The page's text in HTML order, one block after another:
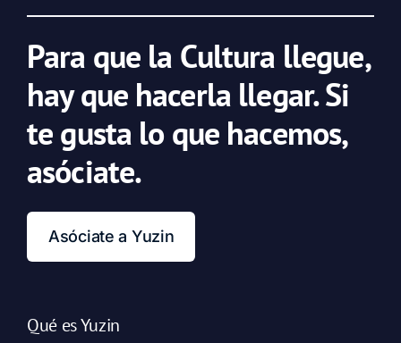
Para que la Cultura llegue,
hay que hacerla llegar. Si
te gusta lo que hacemos,
asóciate.
Asóciate a Yuzin
Qué es Yuzin